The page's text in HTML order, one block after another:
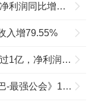
比增长58.38%
入增79.55%
亿同比增长37.05%
月9日全平台上线